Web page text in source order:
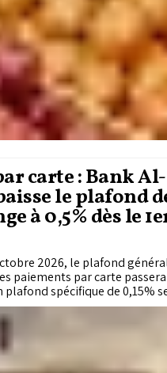
carte : Bank Al-
le plafond
à 0,5% dès le
2026, le plafond
paiements par carte passera
plafond spécifique de 0,15%
des services publics en